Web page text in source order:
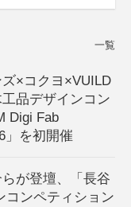
一覧
ズ×コクヨ×VUILD
品デザインコン
Digi Fab
」を初開催
が登壇、「長谷
コンペティション